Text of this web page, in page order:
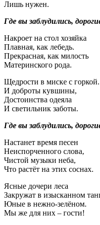
Лишь нужен.
Где вы заблудились,
Накроет на стол хозяйка
Плавная, как лебедь.
Прекрасная, как милость
Материнского рода.
Щедрости в миске с горкой.
И доброты кувшины,
Достоинства одеяла
И светильник заботы.
Где вы заблудились,
Настанет время песен
Неиспорченного слова,
Чистой музыки неба,
Что растёт на этих соснах.
Ясные дочери леса
Закружат в изысканном
Юные в нежно-зелёном.
Мы же для них – гости!